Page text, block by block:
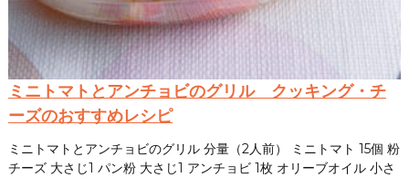
ミニトマトとアンチョビのグリル クッキング・チ
ーズのおすすめレシピ
ミニトマトとアンチョビのグリル 分量（2人前） ミニトマト 15個 粉
チーズ 大さじ1 パン粉 大さじ1 アンチョビ 1枚 オリーブオイル 小さ